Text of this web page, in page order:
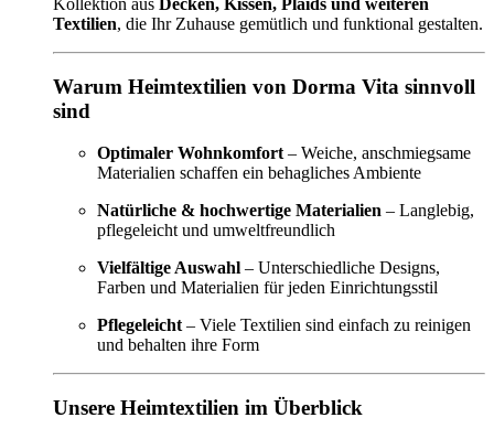
Kollektion aus Decken, Kissen, Plaids und weiteren
Textilien, die Ihr Zuhause gemütlich und funktional gestalten.
Warum Heimtextilien von Dorma Vita sinnvoll
sind
Optimaler Wohnkomfort – Weiche, anschmiegsame
Materialien schaffen ein behagliches Ambiente
Natürliche & hochwertige Materialien – Langlebig,
pflegeleicht und umweltfreundlich
Vielfältige Auswahl – Unterschiedliche Designs,
Farben und Materialien für jeden Einrichtungsstil
Pflegeleicht – Viele Textilien sind einfach zu reinigen
und behalten ihre Form
Unsere Heimtextilien im Überblick